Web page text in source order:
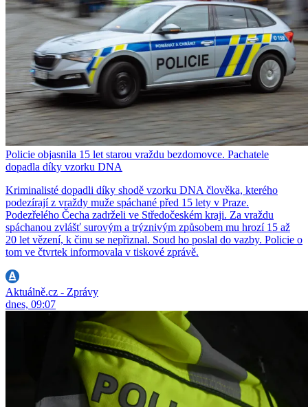
Policie objasnila 15 let starou vraždu bezdomovce. Pachatele
dopadla díky vzorku DNA
Kriminalisté dopadli díky shodě vzorku DNA člověka, kterého
podezírají z vraždy muže spáchané před 15 lety v Praze.
Podezřelého Čecha zadrželi ve Středočeském kraji. Za vraždu
spáchanou zvlášť surovým a trýznivým způsobem mu hrozí 15 až
20 let vězení, k činu se nepřiznal. Soud ho poslal do vazby. Policie o
tom ve čtvrtek informovala v tiskové zprávě.
Aktuálně.cz - Zprávy
dnes, 09:07